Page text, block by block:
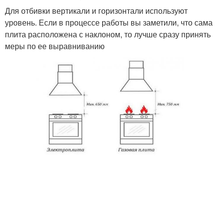
Для отбивки вертикали и горизонтали используют
уровень. Если в процессе работы вы заметили, что сама
плита расположена с наклоном, то лучше сразу принять
меры по ее выравниванию